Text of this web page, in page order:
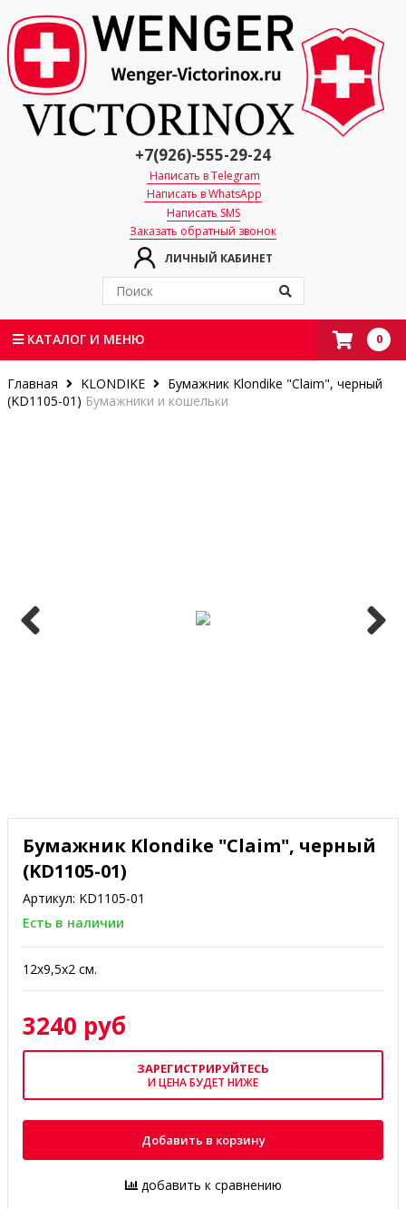
ЛИЧНЫЙ КАБИНЕТ
+7(926)-555-29-24
Написать в Telegram
Написать в WhatsApp
Написать SMS
Заказать обратный звонок
КАТАЛОГ И МЕНЮ 0
Главная KLONDIKE
Бумажник Klondike "Claim", черный
(KD1105-01) Бумажники и кошельки
Бумажник Klondike "Claim", черный
(KD1105-01)
Артикул: KD1105-01
Есть в наличии
12х9,5х2 см.
3240 руб
ЗАРЕГИСТРИРУЙТЕСЬ
И ЦЕНА БУДЕТ НИЖЕ
Добавить в корзину
добавить к сравнению